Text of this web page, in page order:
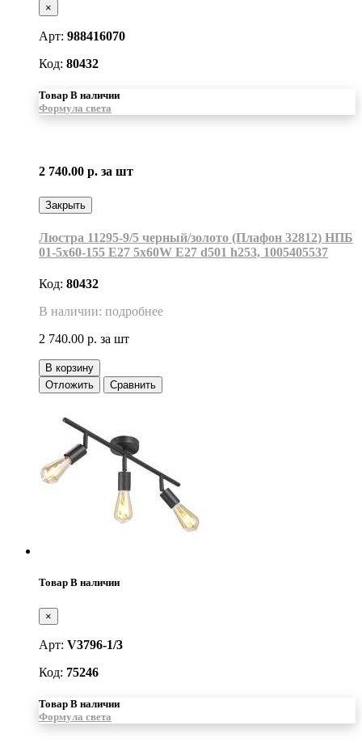
×
Арт: 988416070
Код: 80432
Товар В наличии
Формула света
2 740.00 р. за шт
Закрыть
Люстра 11295-9/5 черный/золото (Плафон 32812) НПБ
01-5х60-155 Е27 5x60W Е27 d501 h253, 1005405537
Код: 80432
В наличии: подробнее
2 740.00 р. за шт
В корзину
Отложить
Сравнить
Товар В наличии
×
Арт: V3796-1/3
Код: 75246
Товар В наличии
Формула света